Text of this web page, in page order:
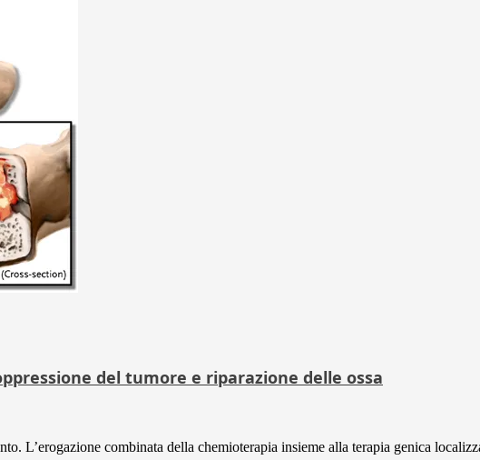
del tumore e riparazione delle ossa
L’erogazione combinata della chemioterapia insieme alla terapia genica